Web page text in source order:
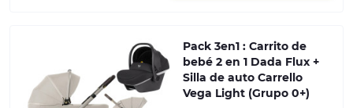
Pack 3en1 : Carrito de
bebé 2 en 1 Dada Flux +
Silla de auto Carrello
Vega Light (Grupo 0+)